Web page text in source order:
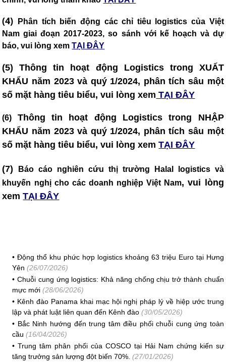
(4)
Phân tích biến động các chỉ tiêu logistics của Việt
Nam giai đoạn 2017-2023, so sánh với kế hoạch và dự
báo, vui lòng xem TẠI ĐÂY
(5) Thông tin hoạt động Logistics trong XUẤT
KHẨU năm 2023 và quý 1/2024, phân tích sâu một
số mặt hàng tiêu biểu, vui lòng xem TẠI ĐÂY
(6)
Thông tin hoạt động Logistics trong NHẬP
KHẨU năm 2023 và quý 1/2024, phân tích sâu một
số mặt hàng tiêu biểu, vui lòng xemTẠI ĐÂY
(7)
Báo cáo nghiên cứu thị trường Halal logistics và
khuyến nghị cho các doanh nghiệp Việt Nam, vui lòng
xemTẠI ĐÂY
•Động thổ khu phức hợp logistics khoảng 63 triệu Euro tại Hưng
Yên (26/07/2026)
•Chuỗi cung ứng logistics: Khả năng chống chịu trở thành chuẩn
mực mới (28/06/2026)
• Kênh đào Panama khai mạc hội nghị pháp lý về hiệp ước trung
lập và phát luật liên quan đến Kênh đào (30/05/2026)
• Bắc Ninh hướng đến trung tâm điều phối chuỗi cung ứng toàn
cầu (16/04/2026)
•Trung tâm phân phối của COSCO tại Hải Nam chứng kiến ​​sự
tăng trưởng sản lượng đột biến 70%. (27/01/2026)